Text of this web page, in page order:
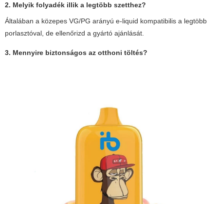
2. Melyik folyadék illik a legtöbb szetthez?
Általában a közepes VG/PG arányú e-liquid kompatibilis a legtöbb
porlasztóval, de ellenőrizd a gyártó ajánlását.
3. Mennyire biztonságos az otthoni töltés?